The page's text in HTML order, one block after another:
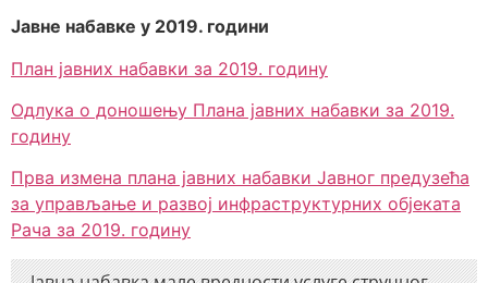
Јавне набавке у 2019. години
План јавних набавки за 2019. годину
Одлука о доношењу Плана јавних набавки за 2019.
годину
Прва измена плана јавних набавки Јавног предузећа
за управљање и развој инфраструктурних објеката
Рача за 2019. годину